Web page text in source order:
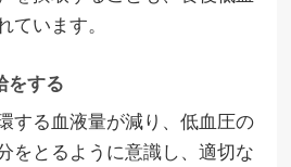
ています。
をする
する血液量が減り、低血圧の
をとるように意識し、適切な